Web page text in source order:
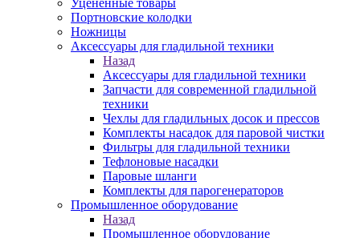
Уценённые товары
Портновские колодки
Ножницы
Аксессуары для гладильной техники
Назад
Аксессуары для гладильной техники
Запчасти для современной гладильной
техники
Чехлы для гладильных досок и прессов
Комплекты насадок для паровой чистки
Фильтры для гладильной техники
Тефлоновые насадки
Паровые шланги
Комплекты для парогенераторов
Промышленное оборудование
Назад
Промышленное оборудование